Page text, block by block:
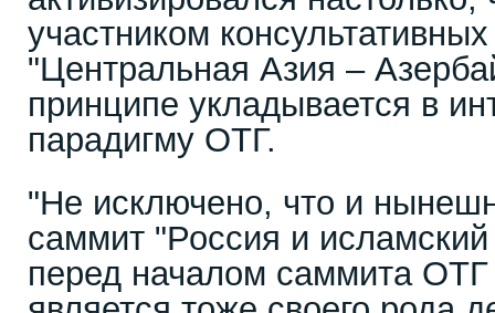
участником
"Центральная Азия –
принципе укладывается в
парадигму ОТГ.
"Не исключено, что и
саммит "Россия и
перед началом саммита ОТГ